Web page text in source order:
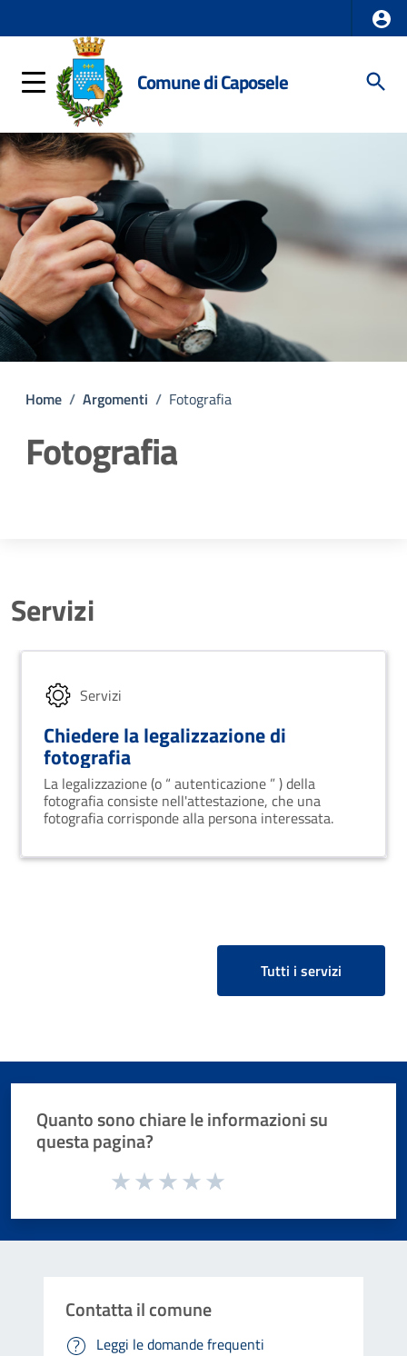
Comune di Caposele
Home / Argomenti / Fotografia
Fotografia
Servizi
Servizi
Chiedere la legalizzazione di
fotografia
La legalizzazione (o “ autenticazione ” ) della
fotografia consiste nell'attestazione, che una
fotografia corrisponde alla persona interessata.
Tutti i servizi
Quanto sono chiare le informazioni su
questa pagina?
Valuta da 1 a 5 stelle la pagina
Contatta il comune
Leggi le domande frequenti